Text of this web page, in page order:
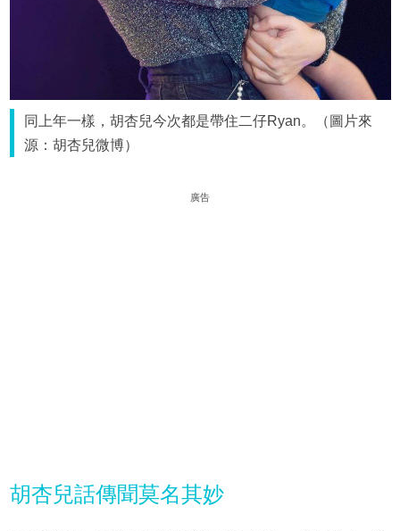
同上年一樣，胡杏兒今次都是帶住二仔Ryan。（圖片來
源：胡杏兒微博）
廣告
胡杏兒話傳聞莫名其妙